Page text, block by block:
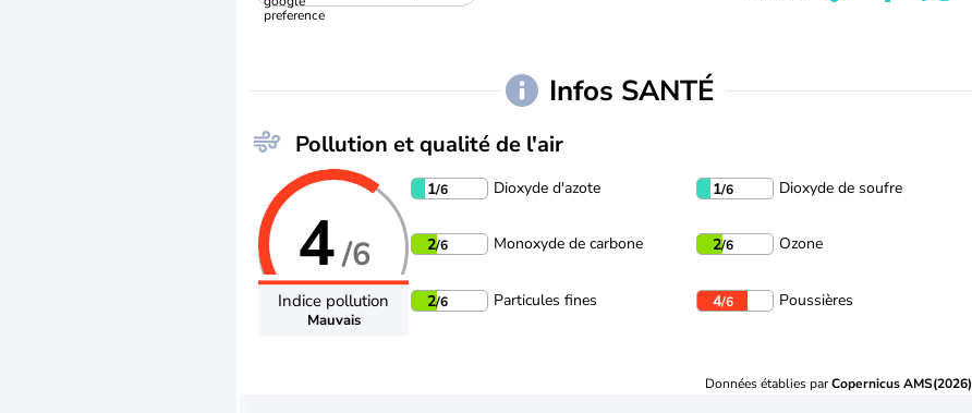
Infos SANTÉ
Pollution et qualité de l'air
4/6
Indice pollution
Mauvais
1/6 Dioxyde d'azote 1/6 Dioxyde de soufre
2/6 Monoxyde de carbone 2/6 Ozone
2/6 Particules fines 4/6 Poussières
Données établies parCopernicus AMS(2026)